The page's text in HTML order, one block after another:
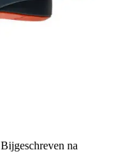
Bijgeschreven na